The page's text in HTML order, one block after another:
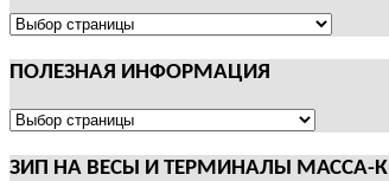
ЗИП
ВЕСЫ
ТЕРМИНАЛЫ
ПОЛЕЗНАЯ ИНФОРМАЦИЯ
ПОЛЕЗНАЯ
ЗИП НА ВЕСЫ И ТЕРМИНАЛЫ МАССА-К